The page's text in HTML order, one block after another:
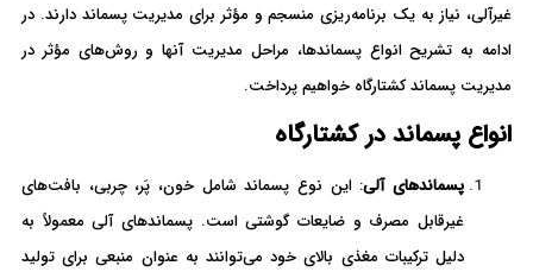
غیرآلی، نیاز به یک برنامه‌ریزی منسجم و مؤثر برای مدیریت پسماند دارند. در
ادامه به تشریح انواع پسماندها، مراحل مدیریت آنها و روش‌های مؤثر در
مدیریت پسماند کشتارگاه خواهیم پرداخت.
انواع پسماند در کشتارگاه
پسماندهای آلی: این نوع پسماند شامل خون، پَر، چربی، بافت‌های
غیرقابل مصرف و ضایعات گوشتی است. پسماندهای آلی معمولاً به
دلیل ترکیبات مغذی بالای خود می‌توانند به عنوان منبعی برای تولید